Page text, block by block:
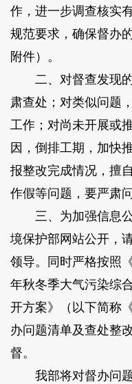
作，进一步调查核实
规范要求，确保督办
附件）。
二、对督查发现的
肃查处；对类似问题
工作；对尚未开展或
因，倒排工期，加快
报整改完成情况，擅
作假等问题，要严肃
三、为加强信息公
境保护部网站公开，
领导。同时严格按照
年秋冬季大气污染综
开方案》（以下简称
办问题清单及查处整
督。
我部将对督办问题